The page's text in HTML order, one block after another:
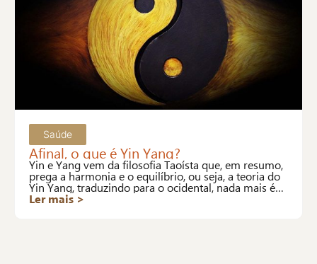
Saúde
Afinal, o que é Yin Yang?
Yin e Yang vem da filosofia Taoísta que, em resumo,
prega a harmonia e o equilíbrio, ou seja, a teoria do
Yin Yang, traduzindo para o ocidental, nada mais é
que a definição de saúde da OMS.
Ler mais >